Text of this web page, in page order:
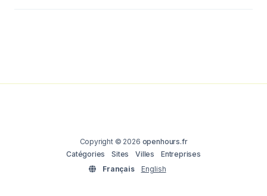
Copyright © 2026 openhours.fr
Catégories
Sites Villes
Entreprises
Français
English